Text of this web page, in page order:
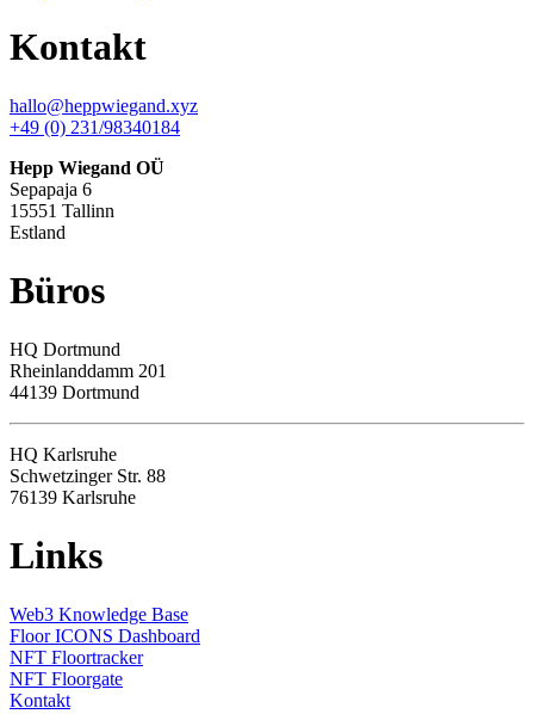
Kontakt
hallo@heppwiegand.xyz
+49 (0) 231/98340184
Hepp Wiegand OÜ
Sepapaja 6
15551 Tallinn
Estland
Büros
HQ Dortmund
Rheinlanddamm 201
44139 Dortmund
HQ Karlsruhe
Schwetzinger Str. 88
76139 Karlsruhe
Links
Web3 Knowledge Base
Floor ICONS Dashboard
NFT Floortracker
NFT Floorgate
Kontakt